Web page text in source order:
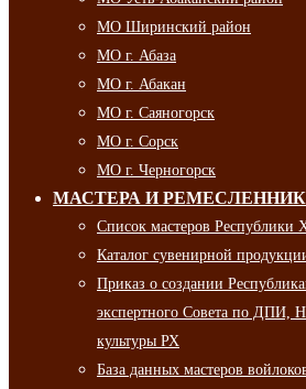
МО Ширинский район
МО г. Абаза
МО г. Абакан
МО г. Саяногорск
МО г. Сорск
МО г. Черногорск
МАСТЕРА И
Список мастеров Республики
Каталог сувенирной
Приказ о создании
экспертного Совета по ДПИ,
культуры РХ
База данных мастеров